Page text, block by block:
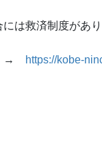
は救済制度があ
→ https://kobe-